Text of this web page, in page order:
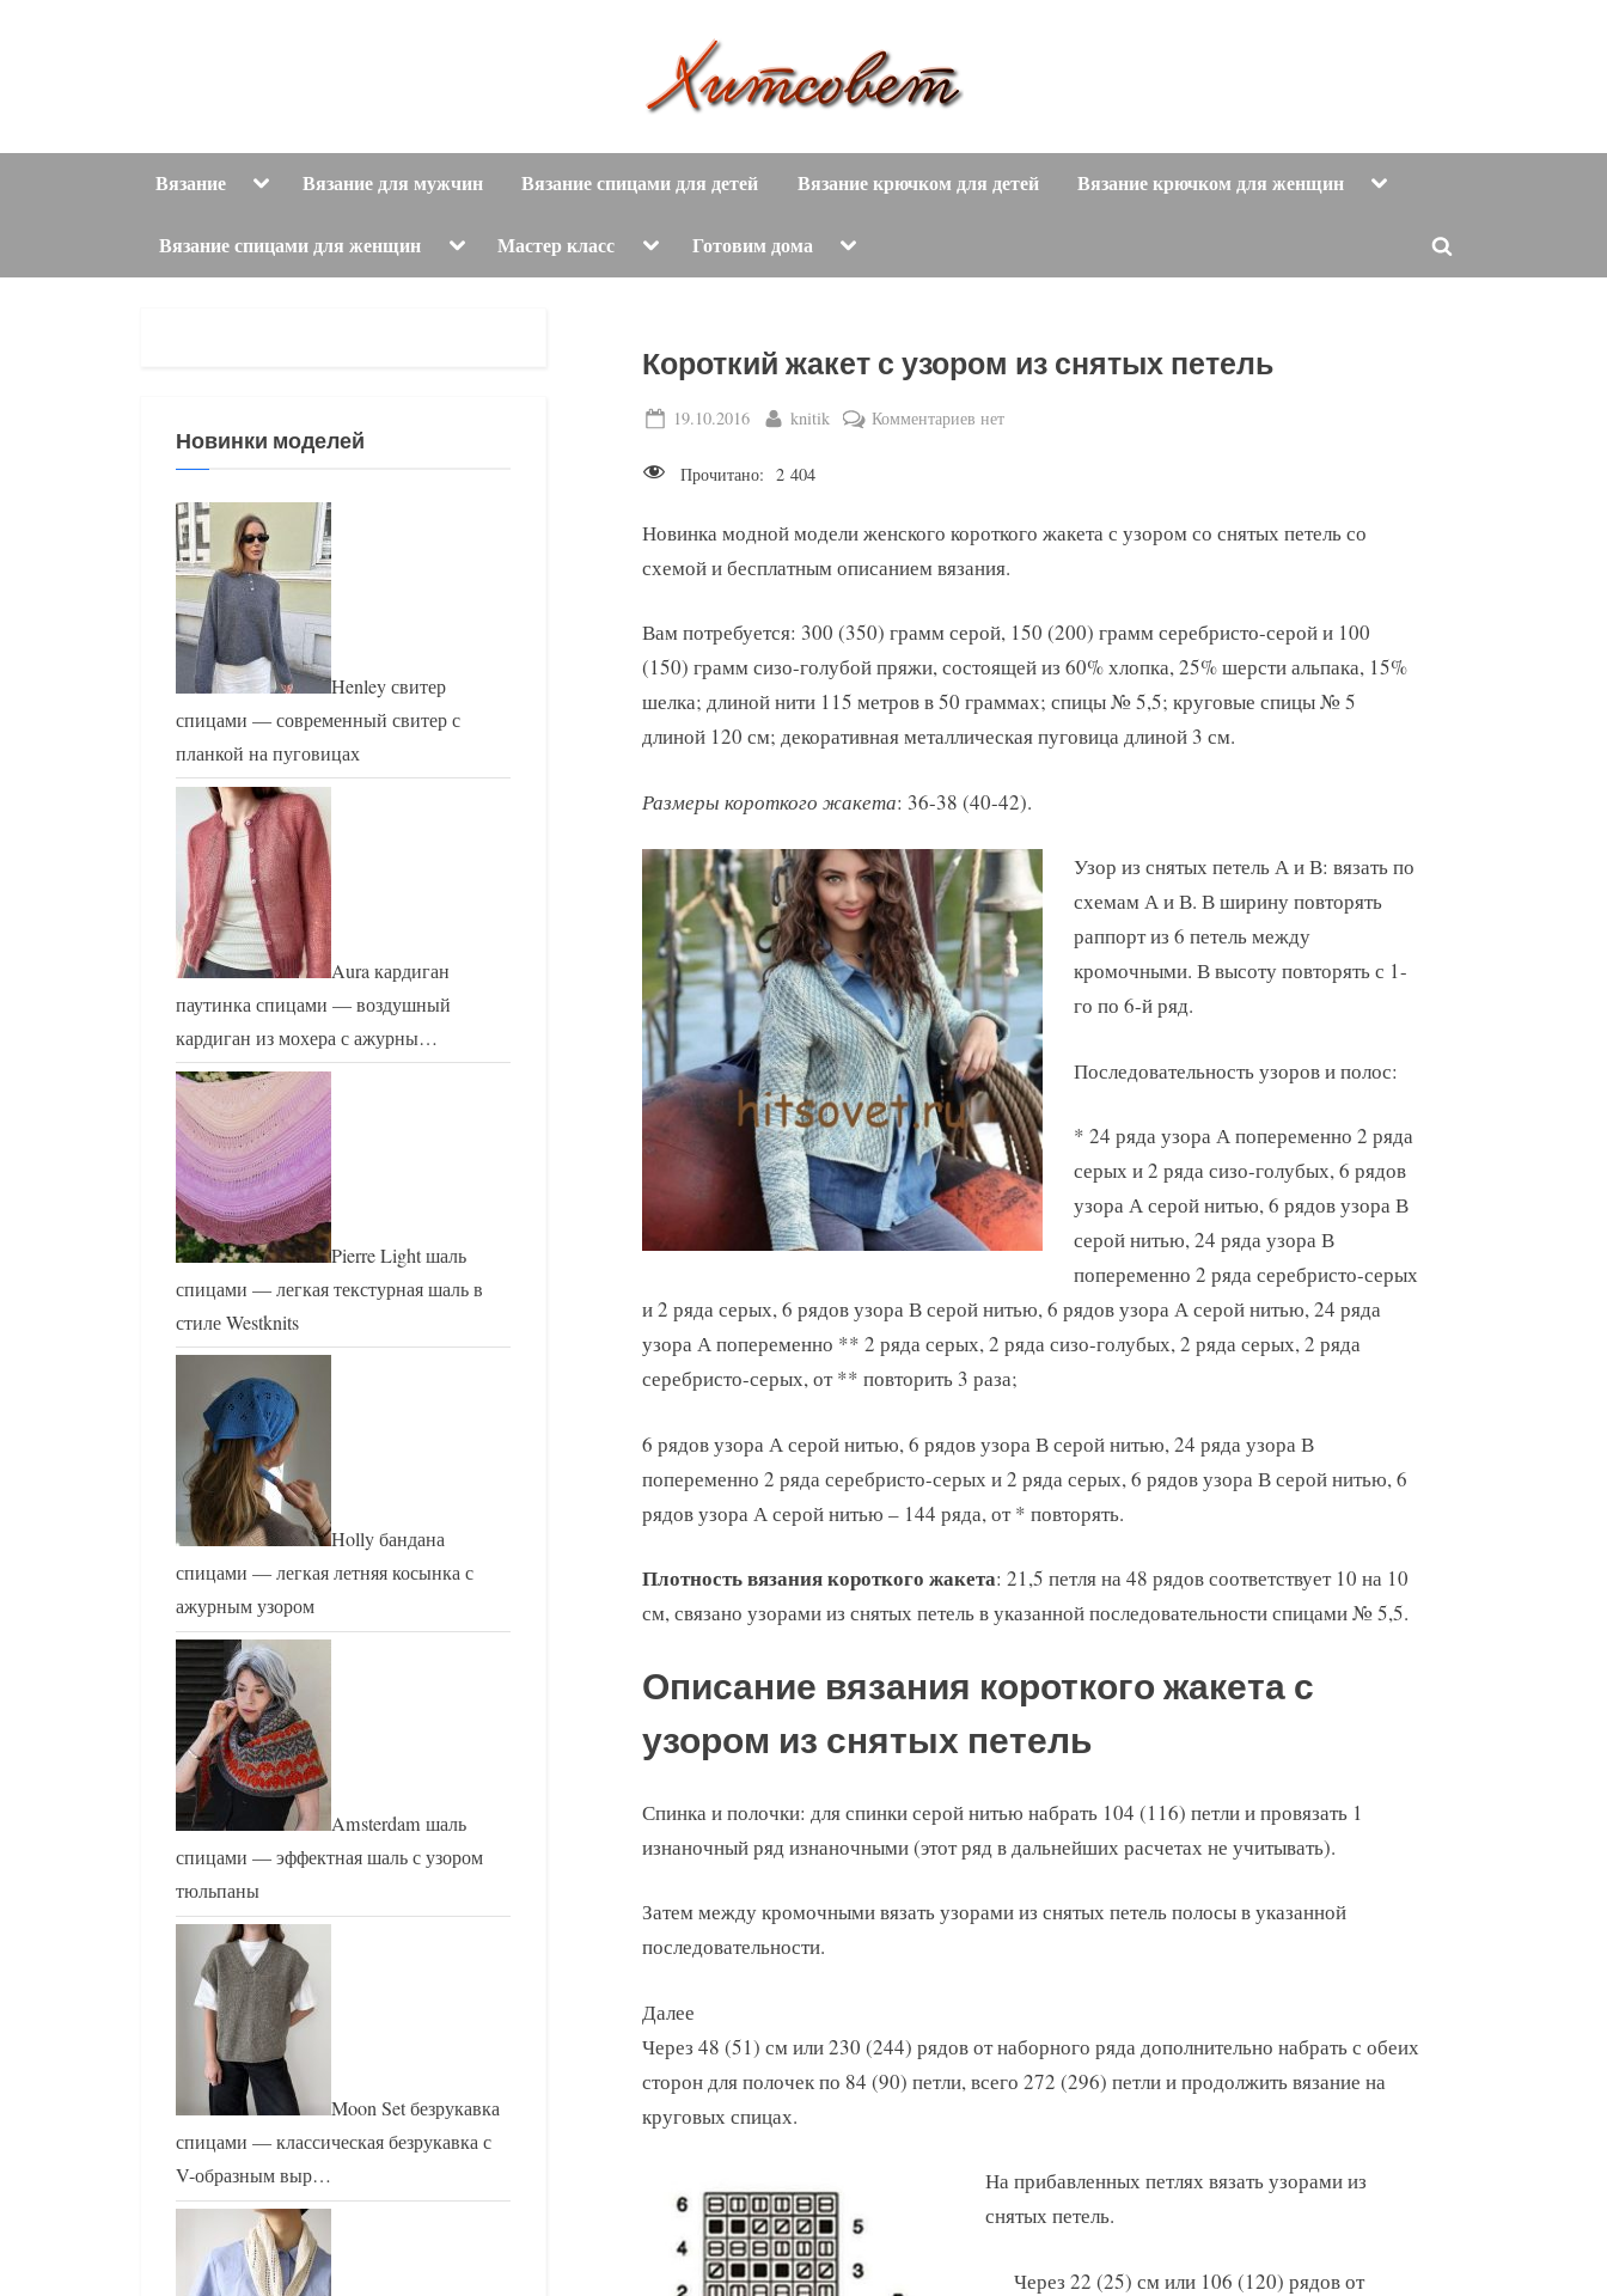
и
т
о
в
е
вязание
с
описанием
и
Вязание ToggleВязание для мужчин Вязание спицами для детей Вязание крючком для детей Вязание крючком для женщин Toggle
Вязание спицами для женщин Toggle
menu
Мастер класс Toggle
menu
Готовим дома Toggle
menu
Toggle
Короткий жакет с узором из снятых петель
Posted
19.10.2016 By
knitik Комментариев к
с
узором
снятых
нет
Прочитано: 2 404
Новинка модной модели женского короткого жакета с узором со снятых петель со
схемой и бесплатным описанием вязания.
Вам потребуется: 300 (350) грамм серой, 150 (200) грамм серебристо-серой и 100
(150) грамм сизо-голубой пряжи, состоящей из 60% хлопка, 25% шерсти альпака, 15%
шелка; длиной нити 115 метров в 50 граммах; спицы № 5,5; круговые спицы № 5
длиной 120 см; декоративная металлическая пуговица длиной 3 см.
Размеры короткого жакета: 36-38 (40-42).
Узор из снятых петель А и В: вязать по
схемам А и В. В ширину повторять
раппорт из 6 петель между
кромочными. В высоту повторять с 1-
го по 6-й ряд.
Последовательность узоров и полос:
* 24 ряда узора А попеременно 2 ряда
серых и 2 ряда сизо-голубых, 6 рядов
узора А серой нитью, 6 рядов узора В
серой нитью, 24 ряда узора В
попеременно 2 ряда серебристо-серых
и 2 ряда серых, 6 рядов узора В серой нитью, 6 рядов узора А серой нитью, 24 ряда
узора А попеременно ** 2 ряда серых, 2 ряда сизо-голубых, 2 ряда серых, 2 ряда
серебристо-серых, от ** повторить 3 раза;
6 рядов узора А серой нитью, 6 рядов узора В серой нитью, 24 ряда узора В
попеременно 2 ряда серебристо-серых и 2 ряда серых, 6 рядов узора В серой нитью, 6
рядов узора А серой нитью – 144 ряда, от * повторять.
Плотность вязания короткого жакета: 21,5 петля на 48 рядов соответствует 10 на 10
см, связано узорами из снятых петель в указанной последовательности спицами № 5,5.
Описание вязания короткого жакета с
узором из снятых петель
Спинка и полочки: для спинки серой нитью набрать 104 (116) петли и провязать 1
изнаночный ряд изнаночными (этот ряд в дальнейших расчетах не учитывать).
Затем между кромочными вязать узорами из снятых петель полосы в указанной
последовательности.
Далее
Через 48 (51) см или 230 (244) рядов от наборного ряда дополнительно набрать с обеих
сторон для полочек по 84 (90) петли, всего 272 (296) петли и продолжить вязание на
круговых спицах.
На прибавленных петлях вязать узорами из
снятых петель.
Через 22 (25) см или 106 (120) рядов от
Новинки моделей
Henley свитер
спицами — современный свитер с
планкой на пуговицах
Aura кардиган
паутинка спицами — воздушный
кардиган из мохера с ажурны…
Pierre Light шаль
спицами — легкая текстурная шаль в
стиле Westknits
Holly бандана
спицами — легкая летняя косынка с
ажурным узором
Amsterdam шаль
спицами — эффектная шаль с узором
тюльпаны
Moon Set безрукавка
спицами — классическая безрукавка с
V-образным выр…